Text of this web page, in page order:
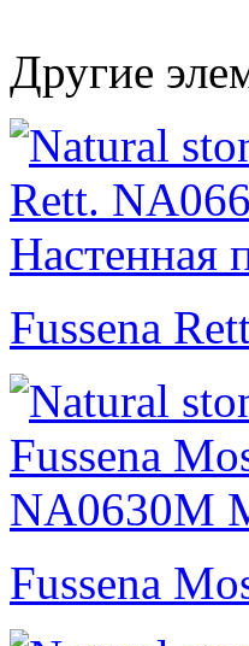
Другие
Fussena
Fussena